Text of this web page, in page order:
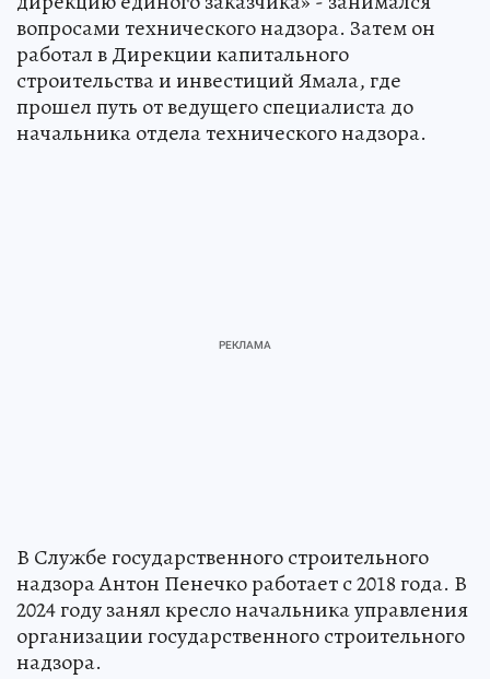
вопросами технического надзора. Затем он
работал в Дирекции капитального
строительства и инвестиций Ямала, где
прошел путь от ведущего специалиста до
начальника отдела технического надзора.
В Службе государственного строительного
надзора Антон Пенечко работает с 2018 года. В
2024 году занял кресло начальника управления
организации государственного строительного
надзора.